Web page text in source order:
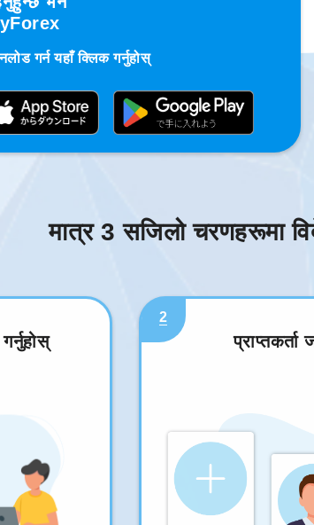
गर्न यहाँ क्लिक गर्नुहोस्
मात्र 3 सजिलो चरणहरूमा
2
प्राप्तकर्ता